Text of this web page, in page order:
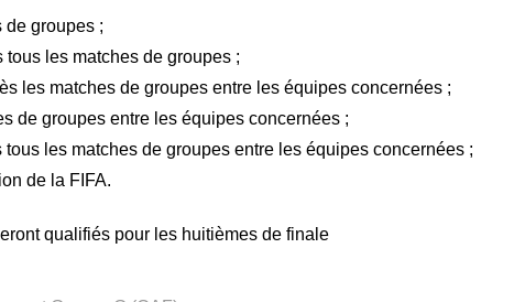
groupes ;
les matches de groupes ;
les matches de groupes entre les équipes concernées ;
de groupes entre les équipes concernées ;
les matches de groupes entre les équipes concernées ;
de la FIFA.
qualifiés pour les huitièmes de finale